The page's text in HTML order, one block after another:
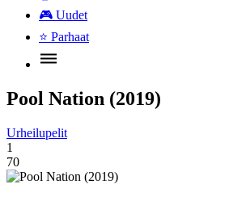
🎮 Uudet
⭐ Parhaat
Pool Nation (2019)
Urheilupelit
1
70